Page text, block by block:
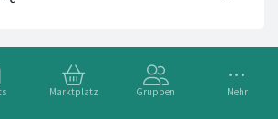
Marktplatz Gruppen Mehr